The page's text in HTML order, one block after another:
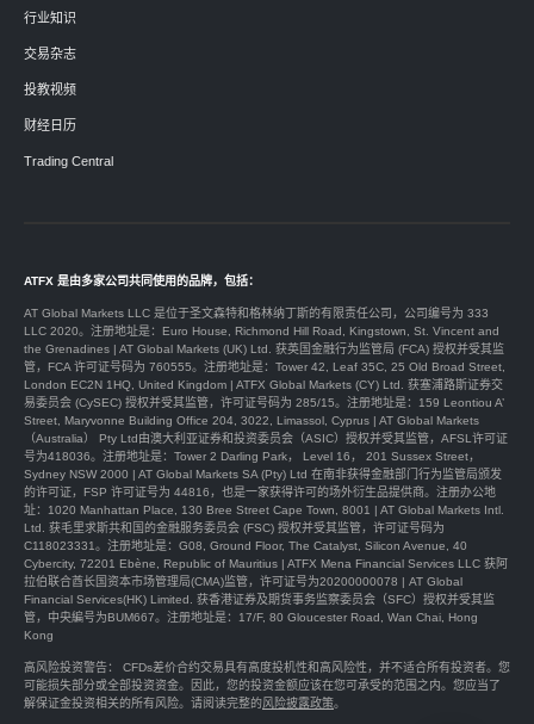
行业知识
交易杂志
投教视频
财经日历
Trading Central
ATFX 是由多家公司共同使用的品牌，包括：
AT Global Markets LLC 是位于圣文森特和格林纳丁斯的有限责任公司，公司编号为 333
LLC 2020。注册地址是：Euro House, Richmond Hill Road, Kingstown, St. Vincent and
the Grenadines | AT Global Markets (UK) Ltd. 获英国金融行为监管局 (FCA) 授权并受其监
管，FCA 许可证号码为 760555。注册地址是：Tower 42, Leaf 35C, 25 Old Broad Street,
London EC2N 1HQ, United Kingdom | ATFX Global Markets (CY) Ltd. 获塞浦路斯证券交
易委员会 (CySEC) 授权并受其监管，许可证号码为 285/15。注册地址是：159 Leontiou A’
Street, Maryvonne Building Office 204, 3022, Limassol, Cyprus | AT Global Markets
（Australia） Pty Ltd由澳大利亚证券和投资委员会（ASIC）授权并受其监管，AFSL许可证
号为418036。注册地址是：Tower 2 Darling Park， Level 16， 201 Sussex Street，
Sydney NSW 2000 | AT Global Markets SA (Pty) Ltd 在南非获得金融部门行为监管局颁发
的许可证，FSP 许可证号为 44816，也是一家获得许可的场外衍生品提供商。注册办公地
址：1020 Manhattan Place, 130 Bree Street Cape Town, 8001 | AT Global Markets Intl.
Ltd. 获毛里求斯共和国的金融服务委员会 (FSC) 授权并受其监管，许可证号码为
C118023331。注册地址是：G08, Ground Floor, The Catalyst, Silicon Avenue, 40
Cybercity, 72201 Ebène, Republic of Mauritius | ATFX Mena Financial Services LLC 获阿
拉伯联合酋长国资本市场管理局(CMA)监管，许可证号为20200000078 | AT Global
Financial Services(HK) Limited. 获香港证券及期货事务监察委员会（SFC）授权并受其监
管，中央編号为BUM667。注册地址是：17/F, 80 Gloucester Road, Wan Chai, Hong
Kong
高风险投资警告： CFDs差价合约交易具有高度投机性和高风险性，并不适合所有投资者。您
可能损失部分或全部投资资金。因此，您的投资金额应该在您可承受的范围之内。您应当了
解保证金投资相关的所有风险。请阅读完整的风险披露政策。